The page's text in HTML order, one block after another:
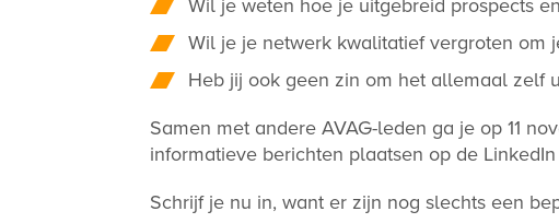
Wil je weten hoe je uitgebreid prospects
Wil je je netwerk kwalitatief vergroten om
Heb jij ook geen zin om het allemaal zelf
Samen met andere AVAG-leden ga je op 11
informatieve berichten plaatsen op de
Schrijf je nu in, want er zijn nog slechts een